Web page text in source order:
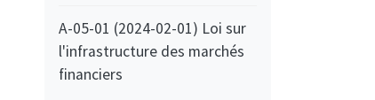
A-05-01 (2024-02-01) Loi sur
l'infrastructure des marchés
financiers